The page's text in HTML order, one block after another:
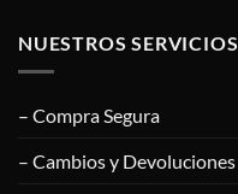
NUESTROS SERVICIOS
– Compra Segura
– Cambios y Devoluciones